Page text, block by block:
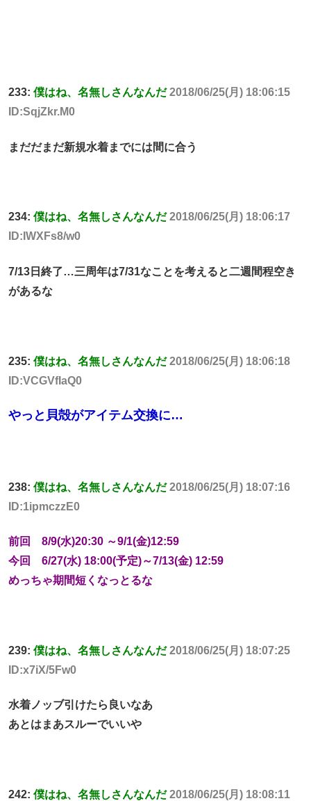
233: 僕はね、名無しさんなんだ 2018/06/25(月) 18:06:15
ID:SqjZkr.M0
まだだまだ新規水着までには間に合う
234: 僕はね、名無しさんなんだ 2018/06/25(月) 18:06:17
ID:IWXFs8/w0
7/13日終了…三周年は7/31なことを考えると二週間程空き
があるな
235: 僕はね、名無しさんなんだ 2018/06/25(月) 18:06:18
ID:VCGVfIaQ0
やっと貝殻がアイテム交換に…
238: 僕はね、名無しさんなんだ 2018/06/25(月) 18:07:16
ID:1ipmczzE0
前回 8/9(水)20:30 ～9/1(金)12:59
今回 6/27(水) 18:00(予定)～7/13(金) 12:59
めっちゃ期間短くなっとるな
239: 僕はね、名無しさんなんだ 2018/06/25(月) 18:07:25
ID:x7iX/5Fw0
水着ノッブ引けたら良いなあ
あとはまあスルーでいいや
242: 僕はね、名無しさんなんだ 2018/06/25(月) 18:08:11